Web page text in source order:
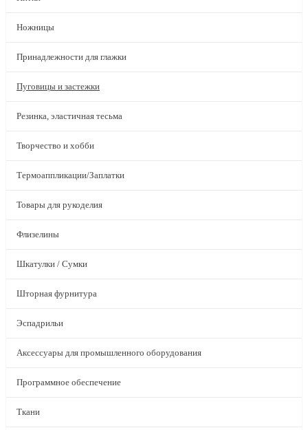
Ножницы
Принадлежности для глажки
Пуговицы и застежки
Резинка, эластичная тесьма
Творчество и хобби
Термоаппликации/Заплатки
Товары для рукоделия
Флизелины
Шкатулки / Сумки
Шторная фурнитура
Эспадрильи
Аксессуары для промышленного оборудования
Программное обеспечение
Ткани